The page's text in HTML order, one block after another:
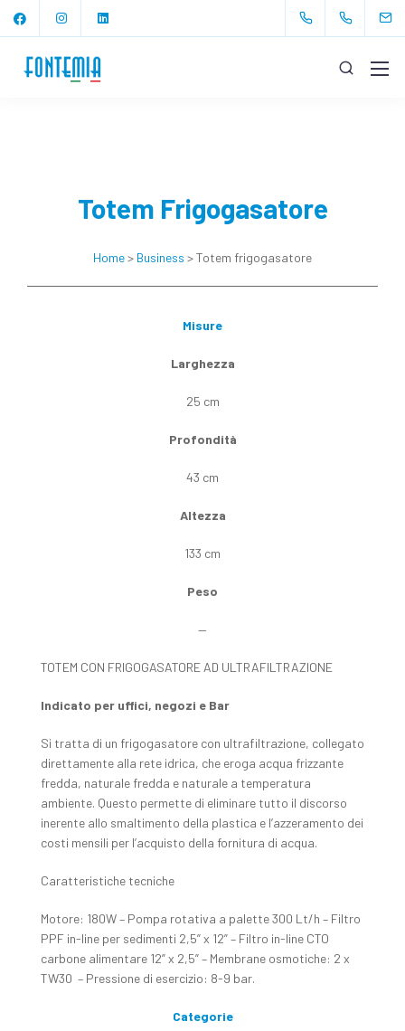
Totem Frigogasatore
Home> Business > Totem frigogasatore
Misure
Larghezza
25 cm
Profondità
43 cm
Altezza
133 cm
Peso
—
TOTEM CON FRIGOGASATORE AD ULTRAFILTRAZIONE
Indicato per uffici, negozi e Bar
Si tratta di un frigogasatore con ultrafiltrazione, collegato
direttamente alla rete idrica, che eroga acqua frizzante
fredda, naturale fredda e naturale a temperatura
ambiente. Questo permette di eliminare tutto il discorso
inerente allo smaltimento della plastica e l’azzeramento dei
costi mensili per l’acquisto della fornitura di acqua.
Caratteristiche tecniche
Motore: 180W – Pompa rotativa a palette 300 Lt/h – Filtro
PPF in-line per sedimenti 2,5” x 12” – Filtro in-line CTO
carbone alimentare 12” x 2,5” – Membrane osmotiche: 2 x
TW30 – Pressione di esercizio: 8-9 bar.
Categorie